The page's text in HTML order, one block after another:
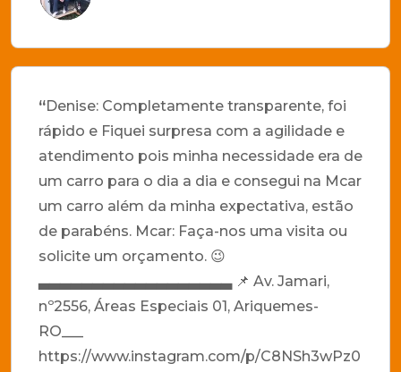
“Denise: Completamente transparente, foi
rápido e Fiquei surpresa com a agilidade e
atendimento pois minha necessidade era de
um carro para o dia a dia e consegui na Mcar
um carro além da minha expectativa, estão
de parabéns. Mcar: Faça-nos uma visita ou
solicite um orçamento. 😉
▃▃▃▃▃▃▃▃▃▃▃▃▃▃▃▃▃▃ 📌 Av. Jamari,
nº2556, Áreas Especiais 01, Ariquemes-
RO___
https://www.instagram.com/p/C8NSh3wPz0